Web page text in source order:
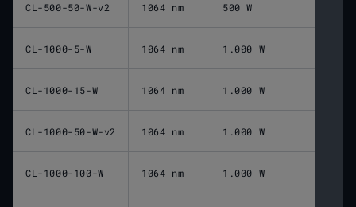
CL-500-50-W-v2 1064 nm 500 W
CL-1000-5-W 1064 nm 1.000 W
CL-1000-15-W 1064 nm 1.000 W
CL-1000-50-W-v2 1064 nm 1.000 W
CL-1000-100-W 1064 nm 1.000 W